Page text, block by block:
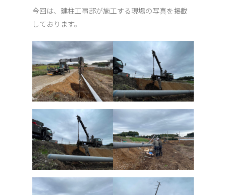
今回は、建柱工事部が施工する現場の写真を掲載
しております。